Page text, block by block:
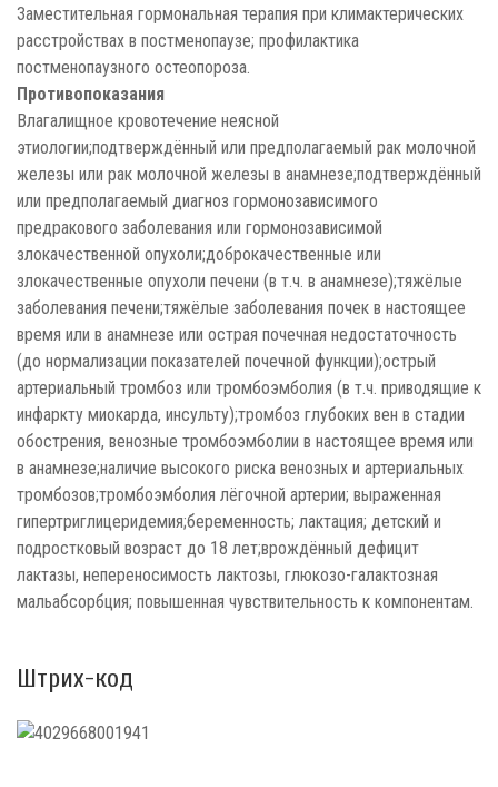
Заместительная гормональная терапия при климактерических
расстройствах в постменопаузе; профилактика
постменопаузного остеопороза.
Противопоказания
Влагалищное кровотечение неясной
этиологии;подтверждённый или предполагаемый рак молочной
железы или рак молочной железы в анамнезе;подтверждённый
или предполагаемый диагноз гормонозависимого
предракового заболевания или гормонозависимой
злокачественной опухоли;доброкачественные или
злокачественные опухоли печени (в т.ч. в анамнезе);тяжёлые
заболевания печени;тяжёлые заболевания почек в настоящее
время или в анамнезе или острая почечная недостаточность
(до нормализации показателей почечной функции);острый
артериальный тромбоз или тромбоэмболия (в т.ч. приводящие к
инфаркту миокарда, инсульту);тромбоз глубоких вен в стадии
обострения, венозные тромбоэмболии в настоящее время или
в анамнезе;наличие высокого риска венозных и артериальных
тромбозов;тромбоэмболия лёгочной артерии; выраженная
гипертриглицеридемия;беременность; лактация; детский и
подростковый возраст до 18 лет;врождённый дефицит
лактазы, непереносимость лактозы, глюкозо-галактозная
мальабсорбция; повышенная чувствительность к компонентам.
Штрих-код